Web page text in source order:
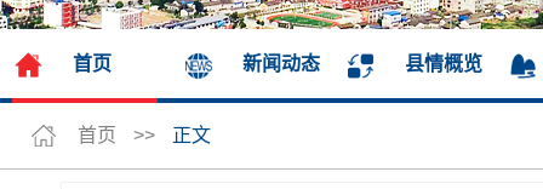
首页 新闻动态 县情概览
首页 >> 正文